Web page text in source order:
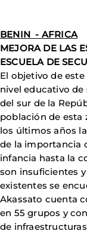
BENIN - AFRICA
MEJORA DE LAS
ESCUELA DE
El objetivo de
nivel educativo de
del sur de la
población de esta
los últimos años
de la importancia
infancia hasta la
son insuficientes
existentes se
Akassato cuenta
en 55 grupos y
de